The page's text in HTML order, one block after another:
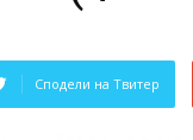
Сподели на Твитер